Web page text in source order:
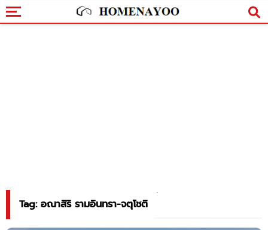
Tag: อณาสิริ รามอินทรา-จตุโชติ